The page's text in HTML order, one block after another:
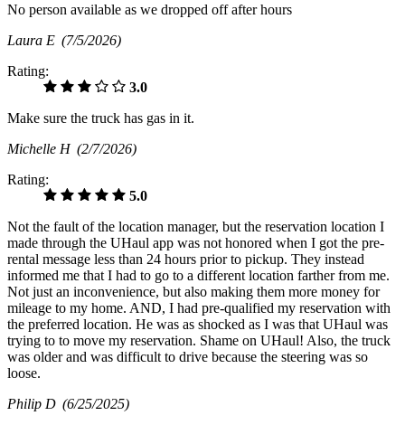
No person available as we dropped off after hours
Laura E (7/5/2026)
Rating:
3.0
Make sure the truck has gas in it.
Michelle H (2/7/2026)
Rating:
5.0
Not the fault of the location manager, but the reservation location I
made through the UHaul app was not honored when I got the pre-
rental message less than 24 hours prior to pickup. They instead
informed me that I had to go to a different location farther from me.
Not just an inconvenience, but also making them more money for
mileage to my home. AND, I had pre-qualified my reservation with
the preferred location. He was as shocked as I was that UHaul was
trying to to move my reservation. Shame on UHaul! Also, the truck
was older and was difficult to drive because the steering was so
loose.
Philip D (6/25/2025)